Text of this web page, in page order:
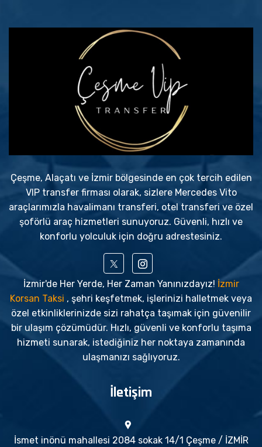
Çeşme, Alaçatı ve İzmir bölgesinde en çok tercih edilen
VIP transfer firması olarak, sizlere Mercedes Vito
araçlarımızla havalimanı transferi, otel transferi ve özel
şoförlü araç hizmetleri sunuyoruz. Güvenli, hızlı ve
konforlu yolculuk için doğru adrestesiniz.
İzmir'de Her Yerde, Her Zaman Yanınızdayız! İzmir
Korsan Taksi , şehri keşfetmek, işlerinizi halletmek veya
özel etkinliklerinizde sizi rahatça taşımak için güvenilir
bir ulaşım çözümüdür. Hızlı, güvenli ve konforlu taşıma
hizmeti sunarak, istediğiniz her noktaya zamanında
ulaşmanızı sağlıyoruz.
İletişim
İsmet inönü mahallesi 2084 sokak 14/1 Çeşme / İZMİR